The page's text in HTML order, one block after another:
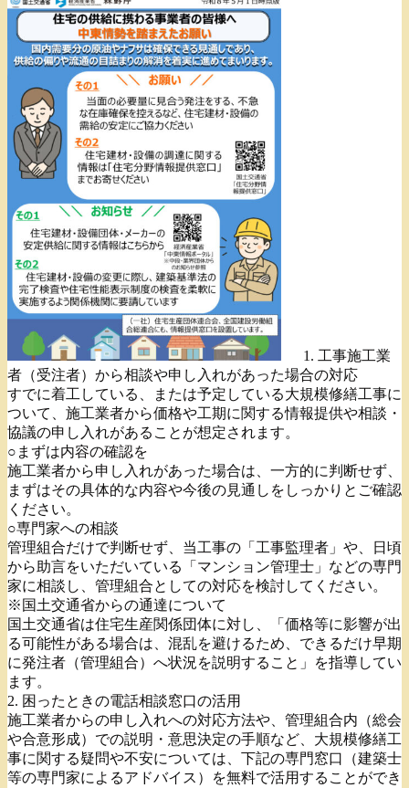
1. 工事施工業
者（受注者）から相談や申し入れがあった場合の対応
すでに着工している、または予定している大規模修繕工事に
ついて、施工業者から価格や工期に関する情報提供や相談・
協議の申し入れがあることが想定されます。
○まずは内容の確認を
施工業者から申し入れがあった場合は、一方的に判断せず、
まずはその具体的な内容や今後の見通しをしっかりとご確認
ください。
○専門家への相談
管理組合だけで判断せず、当工事の「工事監理者」や、日頃
から助言をいただいている「マンション管理士」などの専門
家に相談し、管理組合としての対応を検討してください。
※国土交通省からの通達について
国土交通省は住宅生産関係団体に対し、「価格等に影響が出
る可能性がある場合は、混乱を避けるため、できるだけ早期
に発注者（管理組合）へ状況を説明すること」を指導してい
ます。
2. 困ったときの電話相談窓口の活用
施工業者からの申し入れへの対応方法や、管理組合内（総会
や合意形成）での説明・意思決定の手順など、大規模修繕工
事に関する疑問や不安については、下記の専門窓口（建築士
等の専門家によるアドバイス）を無料で活用することができ